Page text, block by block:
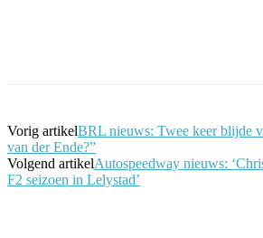
Vorig artikelBRL nieuws: Twee keer blijde
van der Ende?”
Volgend artikelAutospeedway nieuws:
F2 seizoen in Lelystad’